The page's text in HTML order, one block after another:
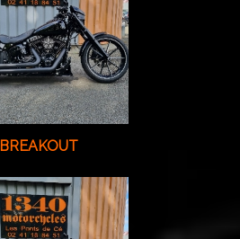
BREAKOUT